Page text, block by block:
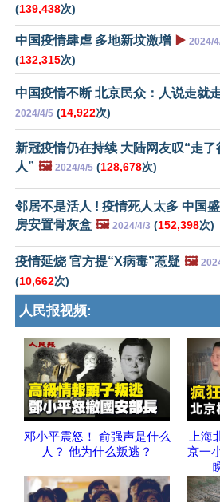
(139,438次)
中国疫情肆虐 多地新坟激增 ▶️ 2024/
(132,315次)
中国疫情不断 北京民众：人说走就
2024/4/5 (14,922次)
新冠疫情仍在持续 大陆网友叹“走了
人” 🖼️ 2024/4/5 (128,678次)
邻居不是活人 ! 疫情死人太多 中国
房安置骨灰盒 🖼️ 2024/4/3 (152,398次)
疫情延烧 官方提“X病毒”惹疑 🖼️
(10,662次)
人民报视频:
邓小平震怒！ 俞强声是什么
人？ 他为什么叛逃？
上海
京一